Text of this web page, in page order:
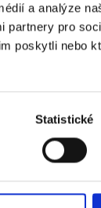
a analýze
pro
poskytli nebo
Statistické
Henkel